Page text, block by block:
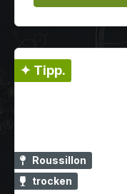
✦ Tipp.
Roussillon
trocken